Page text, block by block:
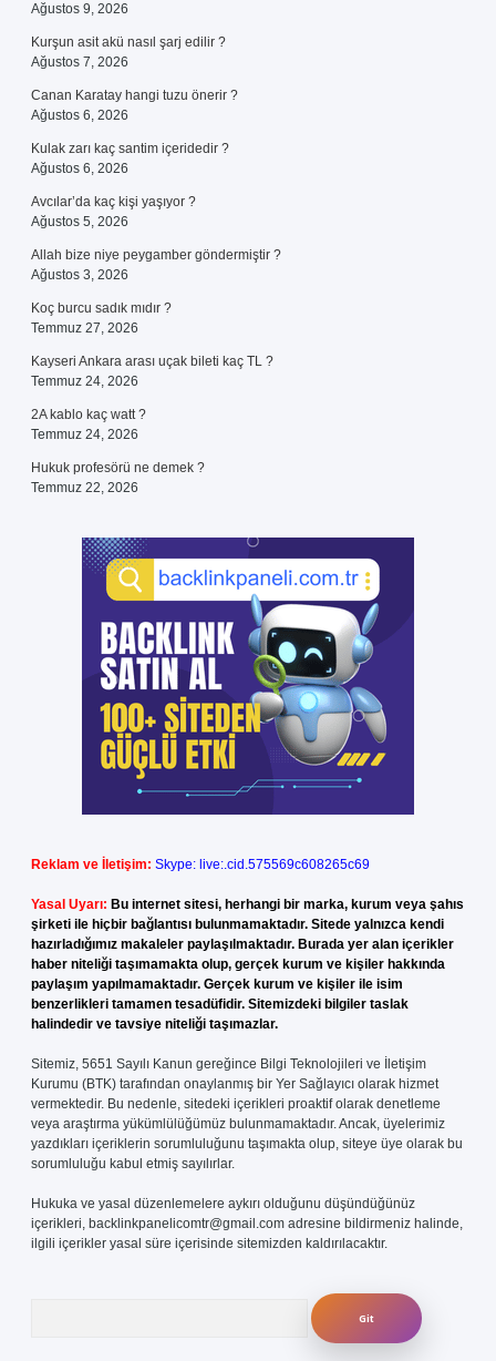
Ağustos 9, 2026
Kurşun asit akü nasıl şarj edilir ?
Ağustos 7, 2026
Canan Karatay hangi tuzu önerir ?
Ağustos 6, 2026
Kulak zarı kaç santim içeridedir ?
Ağustos 6, 2026
Avcılar’da kaç kişi yaşıyor ?
Ağustos 5, 2026
Allah bize niye peygamber göndermiştir ?
Ağustos 3, 2026
Koç burcu sadık mıdır ?
Temmuz 27, 2026
Kayseri Ankara arası uçak bileti kaç TL ?
Temmuz 24, 2026
2A kablo kaç watt ?
Temmuz 24, 2026
Hukuk profesörü ne demek ?
Temmuz 22, 2026
Reklam ve İletişim: Skype: live:.cid.575569c608265c69
Yasal Uyarı: Bu internet sitesi, herhangi bir marka, kurum veya şahıs
şirketi ile hiçbir bağlantısı bulunmamaktadır. Sitede yalnızca kendi
hazırladığımız makaleler paylaşılmaktadır. Burada yer alan içerikler
haber niteliği taşımamakta olup, gerçek kurum ve kişiler hakkında
paylaşım yapılmamaktadır. Gerçek kurum ve kişiler ile isim
benzerlikleri tamamen tesadüfidir. Sitemizdeki bilgiler taslak
halindedir ve tavsiye niteliği taşımazlar.
Sitemiz, 5651 Sayılı Kanun gereğince Bilgi Teknolojileri ve İletişim
Kurumu (BTK) tarafından onaylanmış bir Yer Sağlayıcı olarak hizmet
vermektedir. Bu nedenle, sitedeki içerikleri proaktif olarak denetleme
veya araştırma yükümlülüğümüz bulunmamaktadır. Ancak, üyelerimiz
yazdıkları içeriklerin sorumluluğunu taşımakta olup, siteye üye olarak bu
sorumluluğu kabul etmiş sayılırlar.
Hukuka ve yasal düzenlemelere aykırı olduğunu düşündüğünüz
içerikleri, backlinkpanelicomtr@gmail.com adresine bildirmeniz halinde,
ilgili içerikler yasal süre içerisinde sitemizden kaldırılacaktır.